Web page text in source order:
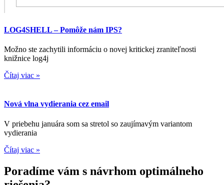
LOG4SHELL – Pomôže nám IPS?
Možno ste zachytili informáciu o novej kritickej zraniteľnosti
knižnice log4j
Čítaj viac »
Nová vlna vydierania cez email
V priebehu januára som sa stretol so zaujímavým variantom
vydierania
Čítaj viac »
Poradíme vám s návrhom optimálneho